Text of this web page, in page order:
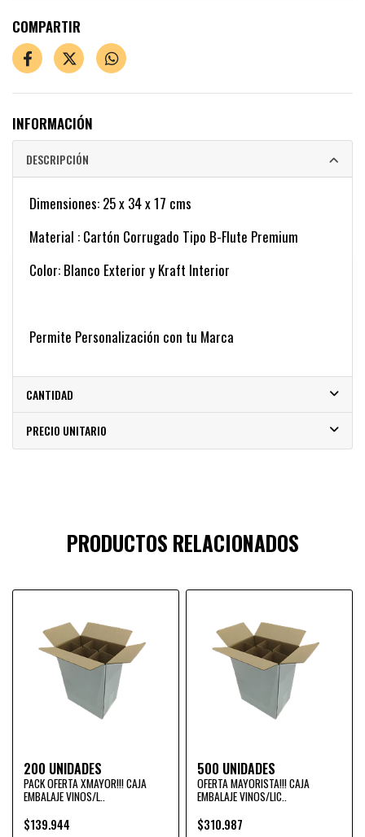
COMPARTIR
INFORMACIÓN
DESCRIPCIÓN
Dimensiones: 25 x 34 x 17 cms
Material : Cartón Corrugado Tipo B-Flute Premium
Color: Blanco Exterior y Kraft Interior
Permite Personalización con tu Marca
CANTIDAD
PRECIO UNITARIO
PRODUCTOS RELACIONADOS
200 UNIDADES
PACK OFERTA XMAYOR!!! CAJA
EMBALAJE VINOS/L..
$139.944
500 UNIDADES
OFERTA MAYORISTA!!! CAJA
EMBALAJE VINOS/LIC..
$310.987